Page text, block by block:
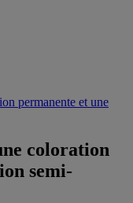
permanente et une
coloration
semi-